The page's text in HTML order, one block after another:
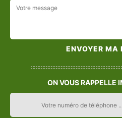
ON VOUS RAPPELLE